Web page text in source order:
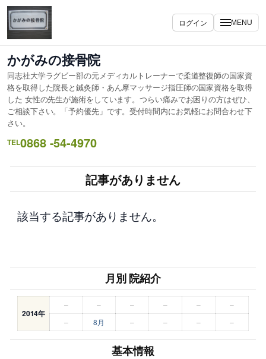
内
容
を
キ
ッ
プ
ログイン MENU
かがみの接骨院
同志社大学ラグビー部の元メディカルトレーナーで柔道整復師の国家資
格を取得した院長と鍼灸師・あん摩マッサージ指圧師の国家資格を取得
した 女性の先生が施術をしています。つらい痛みでお困りの方はぜひ、
ご相談下さい。「予約優先」です。受付時間内にお気軽にお問合わせ下
さい。
TEL0868 -54-4970
記事がありません
該当する記事がありません。
月別 院紹介
2014年
– – – – –
–
–
8月 – – – –
基本情報